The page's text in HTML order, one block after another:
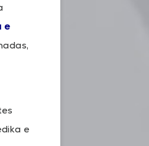
e
e